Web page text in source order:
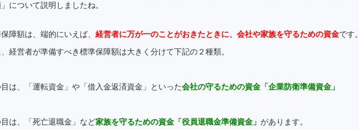
について説明しましたね。
障額は、端的にいえば、 経営者に万が一のことがおきたときに、会社や家族を守るための資金です。
、経営者が準備すべき標準保障額は大きく分けて下記の２種類。
目は、「運転資金」や「借入金返済資金」といった会社の守るための資金「企業防衛準備資金」
目は、「死亡退職金」など家族を守るための資金「役員退職金準備資金」 があります。